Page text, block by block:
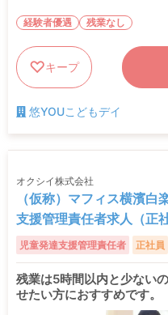
経験者優遇 残業なし
キープ
悠YOUこどもデイ
オクシイ株式会社
（仮称）マフィス横濱
支援管理責任者求人（正
児童発達支援管理責任者 正社員
残業は5時間以内と少ない
せたい方におすすめです。